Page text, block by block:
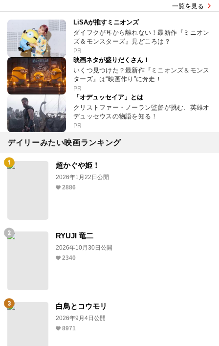
一覧を見る
LiSAが推すミニオンズ
ダイフクが耳から離れない！最新作『ミニオン
ズ＆モンスターズ』見どころは？
PR
映画ネタが盛りだくさん！
いくつ見つけた？最新作『ミニオンズ＆モンス
ターズ』は“映画作り”に奔走！
PR
「オデュッセイア」とは
クリストファー・ノーラン監督が挑む、英雄オ
デュッセウスの物語を知る！
PR
デイリーみたい映画ランキング
超かぐや姫！
2026年1月22日公開
2886
RYUJI 竜二
2026年10月30日公開
2340
白鳥とコウモリ
2026年9月4日公開
8971